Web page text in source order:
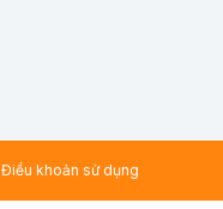
Điều khoản sử dụng